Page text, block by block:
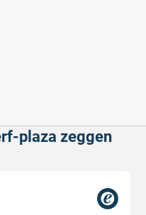
plaza zeggen